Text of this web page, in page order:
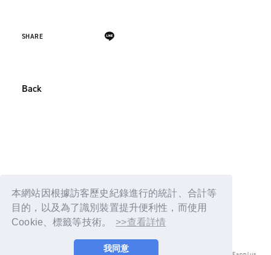
本網站因根據訪客歷史紀錄進行的統計、合計等
目的，以及為了識別裝置提升便利性，而使用
Cookie、標籤等技術。
>>查看詳情
我同意
SHARE
Back